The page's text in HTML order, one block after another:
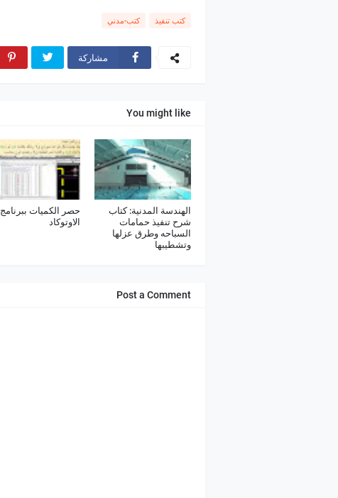
كتب تنفيذ كتب-مدني
مشاركة
You might like
الهندسة المدنية: كتاب
شرح تنفيذ حمامات
السباحه وطرق عزلها
وتشطيبها
حصر الكميات ببرنامج
الاوتوكاد
Post a Comment